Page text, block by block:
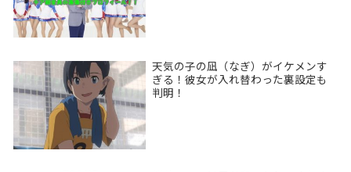
天気の子の凪（なぎ）がイケメンす
ぎる！彼女が入れ替わった裏設定も
判明！